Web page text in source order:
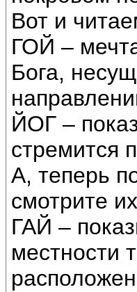
Вот и
ГОЙ –
Бога,
ЙОГ –
стремится
А, теперь
смотрите
ГАЙ –
местности